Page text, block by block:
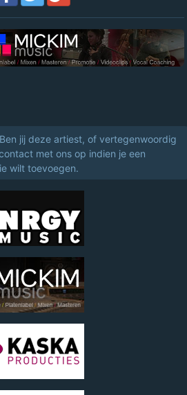
jij deze artiest, of vertegenwoordig
met ons op indien je een
wilt toevoegen.